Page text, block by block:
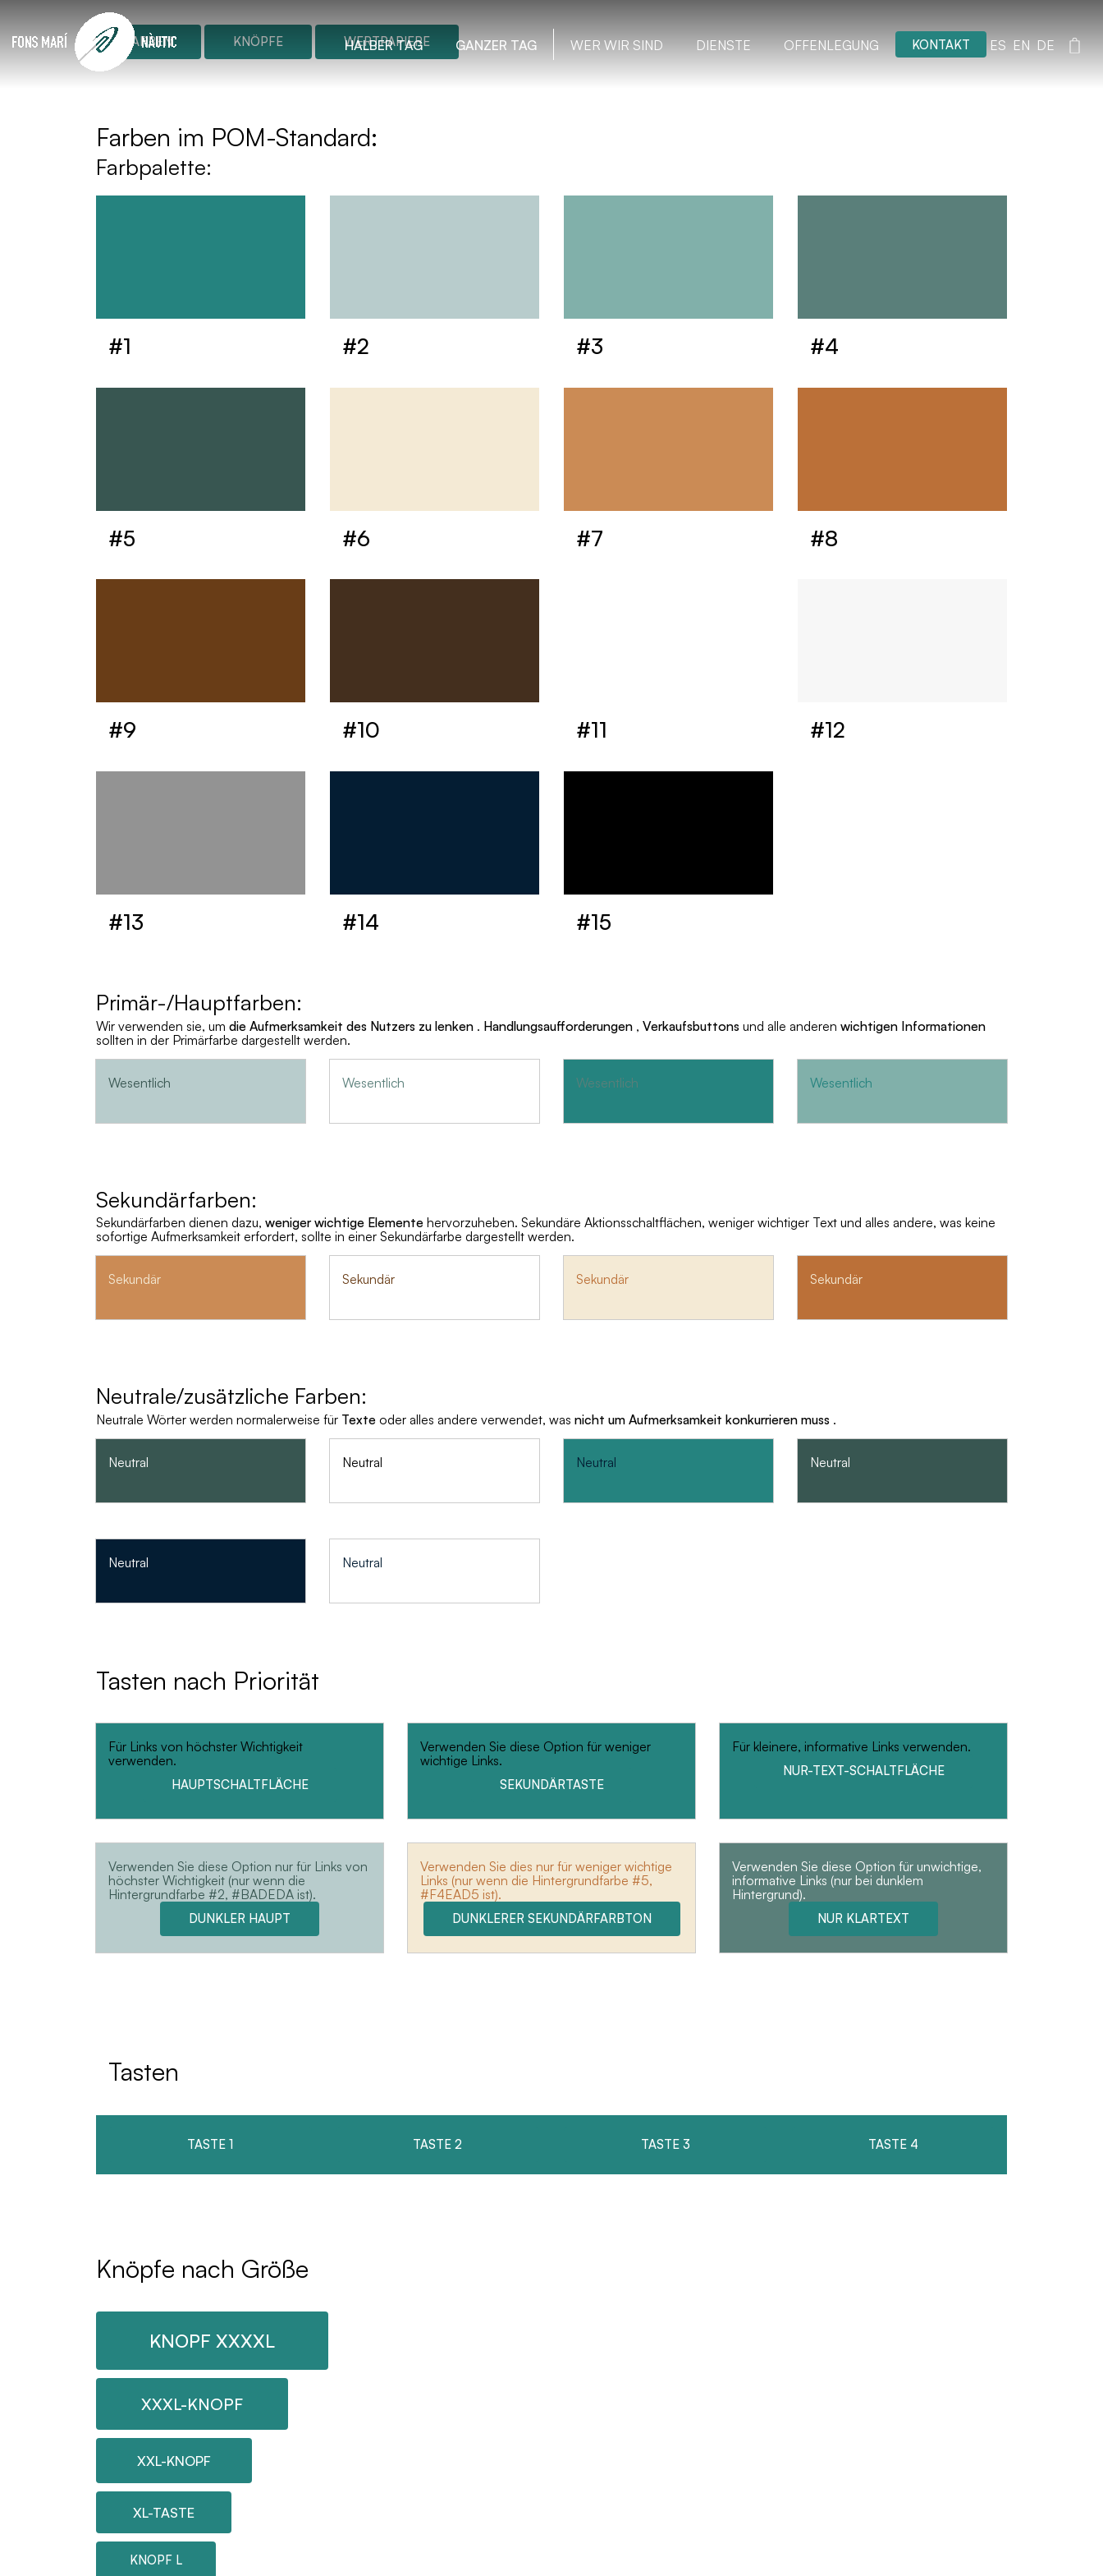
HALBER TAG GANZER TAG WER WIR SIND DIENSTE OFFENLEGUNG KONTAKT ES EN DE
FARBEN KNÖPFE WERTPAPIERE
Farben im POM-Standard:
Farbpalette:
#1 #2 #3 #4
#5 #6 #7 #8
#9 #10 #11 #12
#13 #14 #15
Primär-/Hauptfarben:
Wir verwenden sie, um die Aufmerksamkeit des Nutzers zu lenken . Handlungsaufforderungen , Verkaufsbuttons und alle anderen wichtigen Informationen
sollten in der Primärfarbe dargestellt werden.
Wesentlich Wesentlich Wesentlich Wesentlich
Sekundärfarben:
Sekundärfarben dienen dazu, weniger wichtige Elemente hervorzuheben. Sekundäre Aktionsschaltflächen, weniger wichtiger Text und alles andere, was keine
sofortige Aufmerksamkeit erfordert, sollte in einer Sekundärfarbe dargestellt werden.
Sekundär Sekundär Sekundär Sekundär
Neutrale/zusätzliche Farben:
Neutrale Wörter werden normalerweise für Texte oder alles andere verwendet, was nicht um Aufmerksamkeit konkurrieren muss .
Neutral Neutral Neutral Neutral
Neutral Neutral
Tasten nach Priorität
Für Links von höchster Wichtigkeit
verwenden.
HAUPTSCHALTFLÄCHE
Verwenden Sie diese Option für weniger
wichtige Links.
SEKUNDÄRTASTE
Für kleinere, informative Links verwenden.
NUR-TEXT-SCHALTFLÄCHE
Verwenden Sie diese Option nur für Links von
höchster Wichtigkeit (nur wenn die
Hintergrundfarbe #2, #BADEDA ist).
DUNKLER HAUPT
Verwenden Sie dies nur für weniger wichtige
Links (nur wenn die Hintergrundfarbe #5,
#F4EAD5 ist).
DUNKLERER SEKUNDÄRFARBTON
Verwenden Sie diese Option für unwichtige,
informative Links (nur bei dunklem
Hintergrund).
NUR KLARTEXT
Tasten
TASTE 1 TASTE 2 TASTE 3 TASTE 4
Knöpfe nach Größe
KNOPF XXXXL
XXXL-KNOPF
XXL-KNOPF
XL-TASTE
KNOPF L